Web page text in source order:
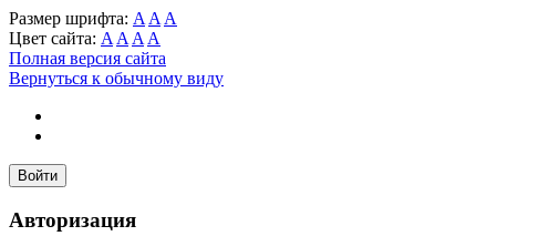
Размер шрифта: A A A
Цвет сайта: A A A A
Полная версия сайта
Вернуться к обычному виду
Войти
Авторизация